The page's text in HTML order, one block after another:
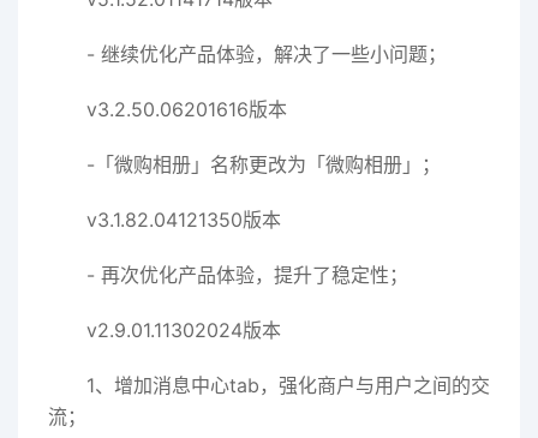
- 继续优化产品体验，解决了一些小问题；
v3.2.50.06201616版本
-「微购相册」名称更改为「微购相册」；
v3.1.82.04121350版本
- 再次优化产品体验，提升了稳定性；
v2.9.01.11302024版本
1、增加消息中心tab，强化商户与用户之间的交
流；